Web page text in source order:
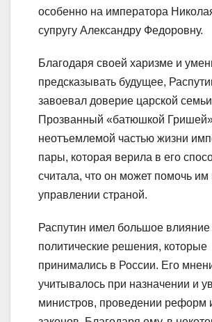
особенно на императора
супругу Александру Федоровну.
Благодаря своей харизме и
предсказывать будущее,
завоевал доверие царской
Прозванный «батюшкой
неотъемлемой частью жизни
пары, которая верила в его
считала, что он может помочь им
управлении страной.
Распутин имел большое влияние
политические решения, которые
принимались в России. Его
учитывалось при назначении и
министров, проведении реформ